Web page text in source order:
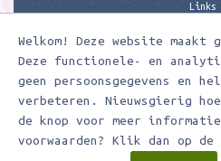
Welkom! Deze website maakt
Deze functionele- en
geen persoonsgegevens en
verbeteren. Nieuwsgierig
de knop voor meer
voorwaarden? Klik dan op de
Links
06 – 107
KVK nummer:
BTW nummer: